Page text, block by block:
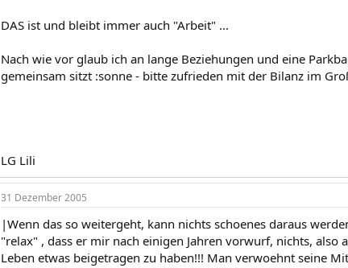
DAS ist und bleibt immer auch "Arbeit" ...
Nach wie vor glaub ich an lange Beziehungen und eine
gemeinsam sitzt :sonne - bitte zufrieden mit der Bilanz im
LG Lili
31 Dezember 2005
|Wenn das so weitergeht, kann nichts schoenes daraus
"relax" , dass er mir nach einigen Jahren vorwurf, nichts, also
Leben etwas beigetragen zu haben!!! Man verwoehnt seine